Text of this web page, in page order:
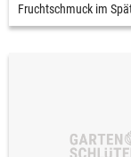
Fruchtschmuck im